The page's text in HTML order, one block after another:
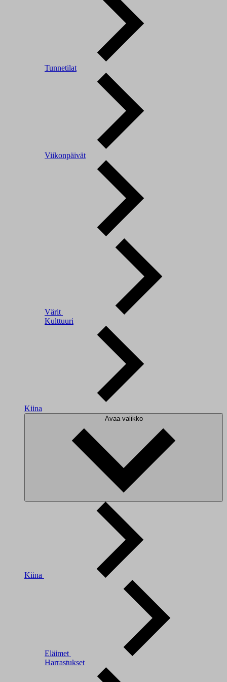
Tunnetilat
Viikonpäivät
Värit
Kulttuuri
Kiina
Avaa valikko
Kiina
Eläimet
Harrastukset